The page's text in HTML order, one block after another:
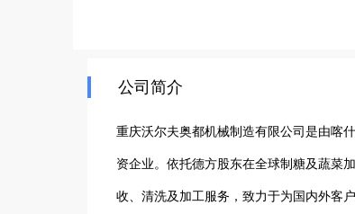
公司简介
重庆沃尔夫奥都机械制造有限公司是由喀
资企业。依托德方股东在全球制糖及蔬菜
收、清洗及加工服务，致力于为国内外客